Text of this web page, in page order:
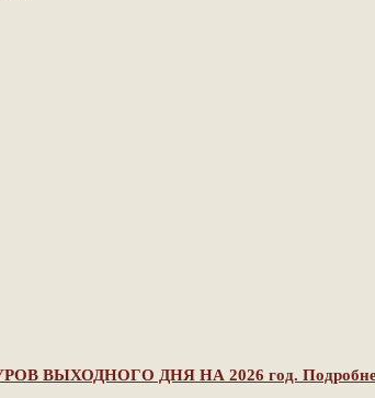
ВЫХОДНОГО ДНЯ НА 2026 год.